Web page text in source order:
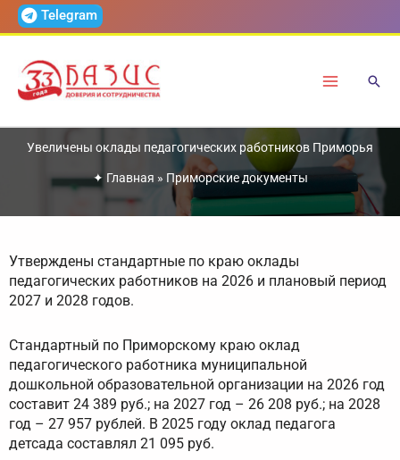
ПерейтиTelegram
Увеличены оклады педагогических работников Приморья
✦ Главная » Приморские документы
Утверждены стандартные по краю оклады
педагогических работников на 2026 и плановый период
2027 и 2028 годов.
Стандартный по Приморскому краю оклад
педагогического работника муниципальной
дошкольной образовательной организации на 2026 год
составит 24 389 руб.; на 2027 год – 26 208 руб.; на 2028
год – 27 957 рублей. В 2025 году оклад педагога
детсада составлял 21 095 руб.